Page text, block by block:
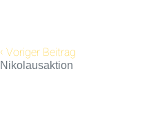
‹ Voriger Beitrag
Nikolausaktion